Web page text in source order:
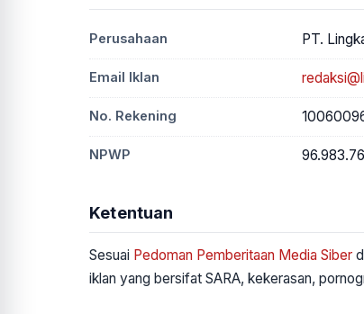
Perusahaan PT.
Email Iklan
No. Rekening
NPWP
Ketentuan
Sesuai Pedoman Pemberitaan Media Siber
iklan yang bersifat SARA, kekerasan,